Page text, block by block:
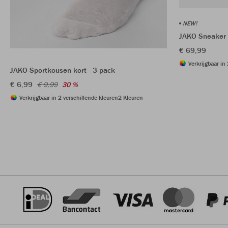
JAKO Sportkousen kort - 3-pack
€ 6,99 € 9,99 30 %
Verkrijgbaar in 2 verschillende kleuren2 Kleuren
NEW!
JAKO
€ 69,99
Verkrijgbaar in